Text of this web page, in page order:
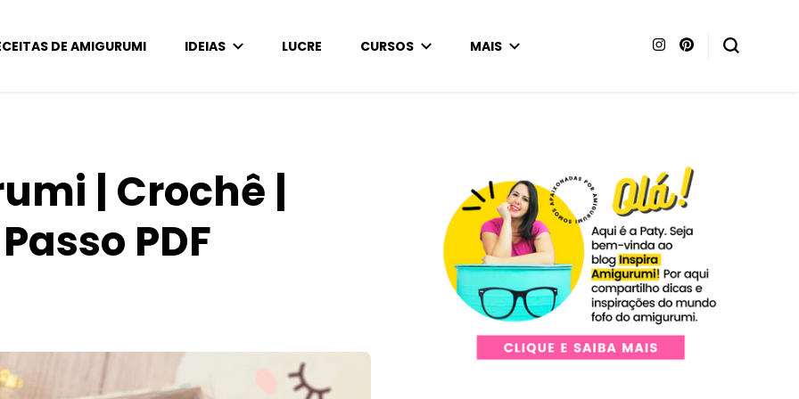
DE AMIGURUMI IDEIAS LUCRE CURSOS MAIS
| Crochê |
PDF